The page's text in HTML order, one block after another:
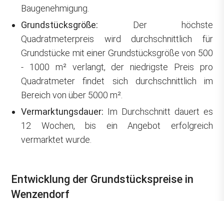
Baugenehmigung.
Grundstücksgröße: Der höchste
Quadratmeterpreis wird durchschnittlich für
Grundstücke mit einer Grundstücksgröße von 500
- 1000 m² verlangt, der niedrigste Preis pro
Quadratmeter findet sich durchschnittlich im
Bereich von über 5000 m².
Vermarktungsdauer: Im Durchschnitt dauert es
12 Wochen, bis ein Angebot erfolgreich
vermarktet wurde.
Entwicklung der Grundstückspreise in
Wenzendorf